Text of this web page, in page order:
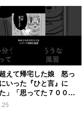
えて帰宅した娘 怒っ
いった『ひと言』に
た」「思ってた７００倍